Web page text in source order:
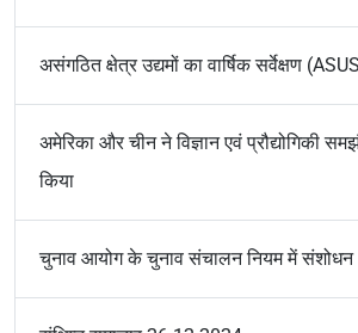
असंगठित क्षेत्र उद्यमों का वार्षिक सर्वेक्षण
अमेरिका और चीन ने विज्ञान एवं प्रौद्योगिकी
किया
चुनाव आयोग के चुनाव संचालन नियम में संशोधन